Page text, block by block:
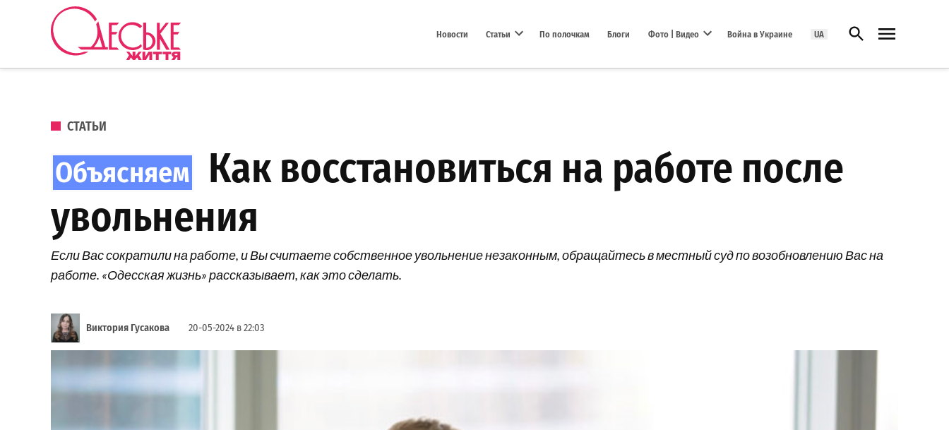
Перейти к содержанию
Новости Статьи По полочкам Блоги Фото | Видео Война в Украине UA Открыть поиск
ОПУБЛИКОВАНО В
СТАТЬИ
Как восстановиться на работе после
увольнения
Если Вас сократили на работе, и Вы считаете собственное увольнение незаконным, обращайтесь в местный суд по возобновлению Вас на
работе. «Одесская жизнь» рассказывает, как это сделать.
Виктория Гусакова 20-05-2024 в 22:03